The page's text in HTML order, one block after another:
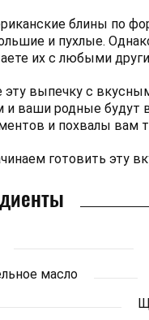
блины по
и пухлые.
их с любыми
эту выпечку с
и ваши родные будут
и похвалы вам
готовить эту
масло